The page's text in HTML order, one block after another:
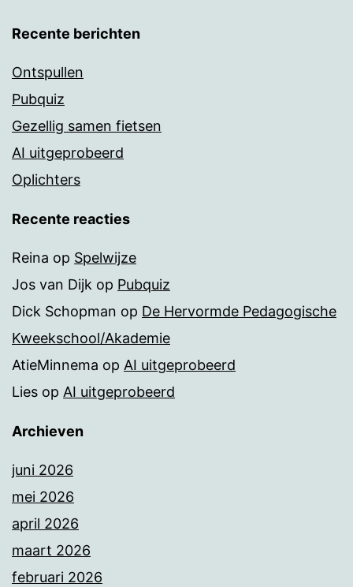
Recente berichten
Ontspullen
Pubquiz
Gezellig samen fietsen
AI uitgeprobeerd
Oplichters
Recente reacties
Reina op Spelwijze
Jos van Dijk op Pubquiz
Dick Schopman op De Hervormde Pedagogische
Kweekschool/Akademie
AtieMinnema op AI uitgeprobeerd
Lies op AI uitgeprobeerd
Archieven
juni 2026
mei 2026
april 2026
maart 2026
februari 2026